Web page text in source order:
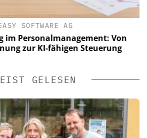
SOFTWARE AG
im Personalmanagement: Von
zur KI-fähigen Steuerung
GELESEN